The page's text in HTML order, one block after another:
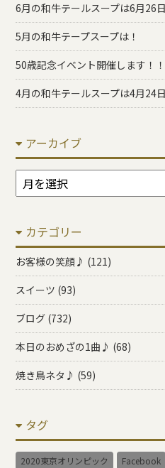
6月の和牛テールスープは6月26
5月の和牛テープスープは！
50歳記念イベント開催します！！
4月の和牛テールスープは4月24
アーカイブ
ア
ー
イ
ブ
カテゴリー
お客様の笑顔♪ (121)
スイーツ (93)
ブログ (732)
本日のおめざの1曲♪ (68)
焼き鳥ネタ♪ (59)
タグ
2020東京オリンピック Facebook